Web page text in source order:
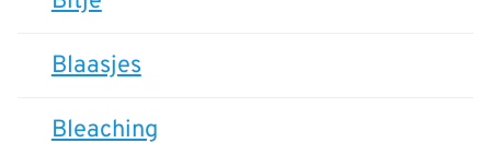
Blaasjes
Bleaching